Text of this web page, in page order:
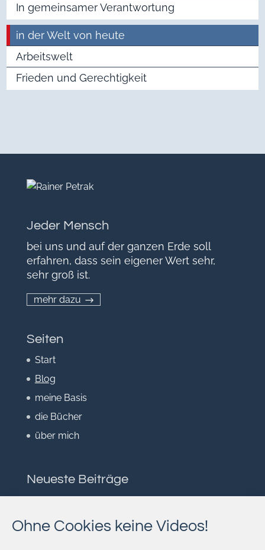
Ohne Cookies keine Videos!
In gemeinsamer Verantwortung
in der Welt von heute
Arbeitswelt
Frieden und Gerechtigkeit
Jeder Mensch
bei uns und auf der ganzen Erde soll
erfahren, dass sein eigener Wert sehr,
sehr groß ist.
mehr dazu
Seiten
Start
Blog
meine Basis
die Bücher
über mich
Neueste Beiträge
Herausgefordert
Lebensraum